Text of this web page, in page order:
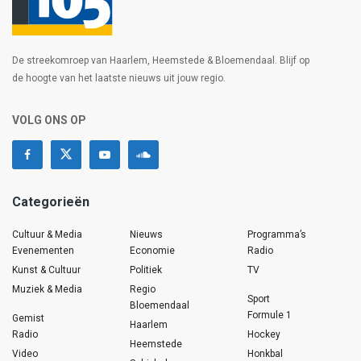
De streekomroep van Haarlem, Heemstede & Bloemendaal. Blijf op
de hoogte van het laatste nieuws uit jouw regio.
VOLG ONS OP
Categorieën
Cultuur & Media
Evenementen
Kunst & Cultuur
Muziek & Media
Gemist
Radio
Video
Nieuws
Economie
Politiek
Regio
Bloemendaal
Haarlem
Heemstede
Programma’s
Radio
TV
Sport
Formule 1
Hockey
Honkbal